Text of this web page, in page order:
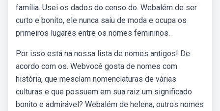
família. Usei os dados do censo do. Webalém de ser
curto e bonito, ele nunca saiu de moda e ocupa os
primeiros lugares entre os nomes femininos.
Por isso está na nossa lista de nomes antigos! De
acordo com os. Webvocê gosta de nomes com
história, que mesclam nomenclaturas de várias
culturas e que possuem em sua raiz um significado
bonito e admirável? Webalém de helena, outros nomes